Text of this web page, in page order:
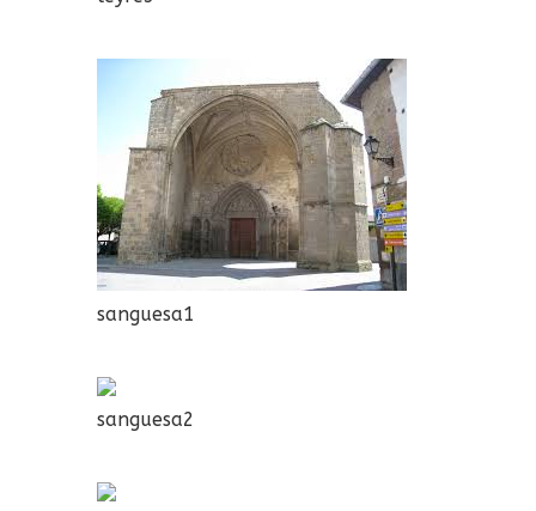
sanguesa1
sanguesa2